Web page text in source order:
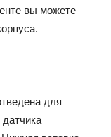
вы можете
для